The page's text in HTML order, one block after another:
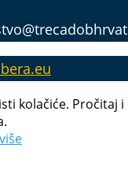
kolačiće. Pročitaj